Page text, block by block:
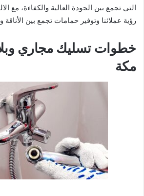
التي تجمع بين الجودة العالية والكفاءة، مع
رؤية عملائنا وتوفير حمامات تجمع بين الأناقة
خطوات تسليك مجاري
مكة